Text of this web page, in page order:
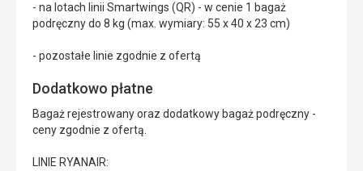
- na lotach linii Smartwings (QR) - w cenie 1 bagaż
podręczny do 8 kg (max. wymiary: 55 x 40 x 23 cm)
- pozostałe linie zgodnie z ofertą
Dodatkowo płatne
Bagaż rejestrowany oraz dodatkowy bagaż podręczny -
ceny zgodnie z ofertą.
LINIE RYANAIR: